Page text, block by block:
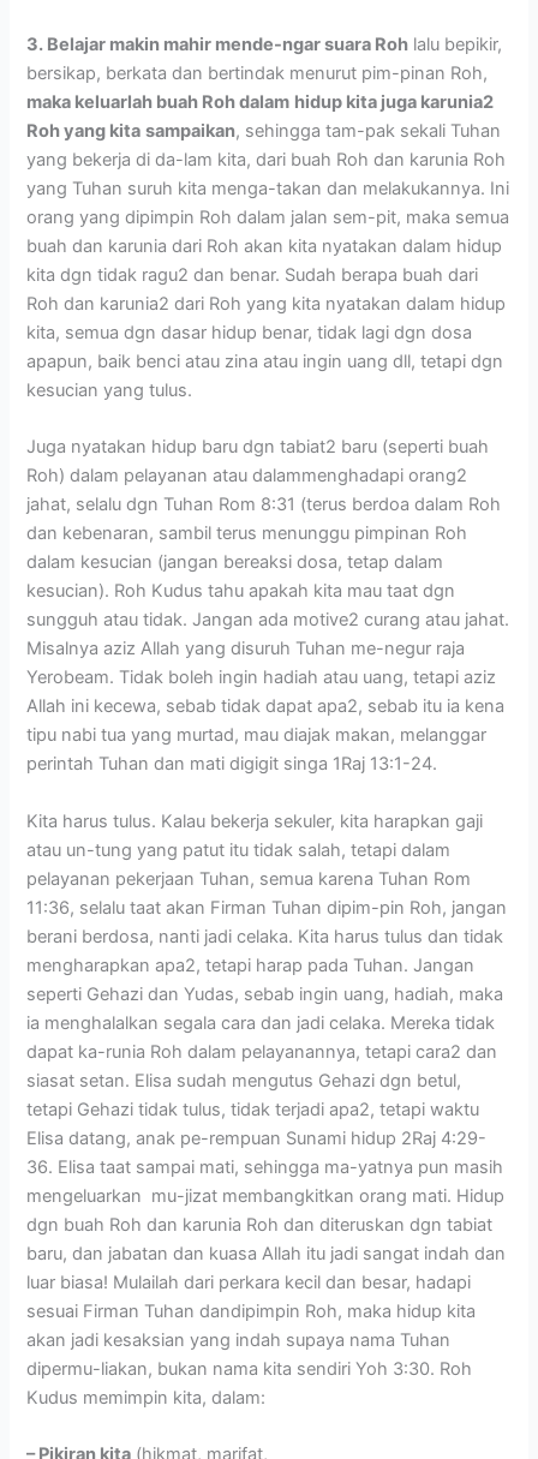
3. Belajar makin mahir mende-ngar suara Roh lalu bepikir,
bersikap, berkata dan bertindak menurut pim-pinan Roh,
maka keluarlah buah Roh dalam hidup kita juga karunia2
Roh yang kita sampaikan, sehingga tam-pak sekali Tuhan
yang bekerja di da-lam kita, dari buah Roh dan karunia Roh
yang Tuhan suruh kita menga-takan dan melakukannya. Ini
orang yang dipimpin Roh dalam jalan sem-pit, maka semua
buah dan karunia dari Roh akan kita nyatakan dalam hidup
kita dgn tidak ragu2 dan benar. Sudah berapa buah dari
Roh dan karunia2 dari Roh yang kita nyatakan dalam hidup
kita, semua dgn dasar hidup benar, tidak lagi dgn dosa
apapun, baik benci atau zina atau ingin uang dll, tetapi dgn
kesucian yang tulus.
Juga nyatakan hidup baru dgn tabiat2 baru (seperti buah
Roh) dalam pelayanan atau dalammenghadapi orang2
jahat, selalu dgn Tuhan Rom 8:31 (terus berdoa dalam Roh
dan kebenaran, sambil terus menunggu pimpinan Roh
dalam kesucian (jangan bereaksi dosa, tetap dalam
kesucian). Roh Kudus tahu apakah kita mau taat dgn
sungguh atau tidak. Jangan ada motive2 curang atau jahat.
Misalnya aziz Allah yang disuruh Tuhan me-negur raja
Yerobeam. Tidak boleh ingin hadiah atau uang, tetapi aziz
Allah ini kecewa, sebab tidak dapat apa2, sebab itu ia kena
tipu nabi tua yang murtad, mau diajak makan, melanggar
perintah Tuhan dan mati digigit singa 1Raj 13:1-24.
Kita harus tulus. Kalau bekerja sekuler, kita harapkan gaji
atau un-tung yang patut itu tidak salah, tetapi dalam
pelayanan pekerjaan Tuhan, semua karena Tuhan Rom
11:36, selalu taat akan Firman Tuhan dipim-pin Roh, jangan
berani berdosa, nanti jadi celaka. Kita harus tulus dan tidak
mengharapkan apa2, tetapi harap pada Tuhan. Jangan
seperti Gehazi dan Yudas, sebab ingin uang, hadiah, maka
ia menghalalkan segala cara dan jadi celaka. Mereka tidak
dapat ka-runia Roh dalam pelayanannya, tetapi cara2 dan
siasat setan. Elisa sudah mengutus Gehazi dgn betul,
tetapi Gehazi tidak tulus, tidak terjadi apa2, tetapi waktu
Elisa datang, anak pe-rempuan Sunami hidup 2Raj 4:29-
36. Elisa taat sampai mati, sehingga ma-yatnya pun masih
mengeluarkan mu-jizat membangkitkan orang mati. Hidup
dgn buah Roh dan karunia Roh dan diteruskan dgn tabiat
baru, dan jabatan dan kuasa Allah itu jadi sangat indah dan
luar biasa! Mulailah dari perkara kecil dan besar, hadapi
sesuai Firman Tuhan dandipimpin Roh, maka hidup kita
akan jadi kesaksian yang indah supaya nama Tuhan
dipermu-liakan, bukan nama kita sendiri Yoh 3:30. Roh
Kudus memimpin kita, dalam:
– Pikiran kita (hikmat, marifat,